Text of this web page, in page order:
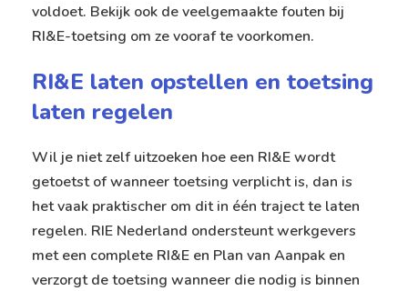
voldoet. Bekijk ook deveelgemaakte fouten bij
RI&E-toetsing om ze vooraf te voorkomen.
RI&E laten opstellen en toetsing
laten regelen
Wil je niet zelf uitzoeken hoe een RI&E wordt
getoetst of wanneer toetsing verplicht is, dan is
het vaak praktischer om dit in één traject te laten
regelen. RIE Nederland ondersteunt werkgevers
met een complete RI&E en Plan van Aanpak en
verzorgt de toetsing wanneer die nodig is binnen